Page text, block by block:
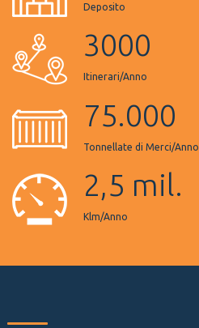
Deposito
3000
Itinerari/Anno
75.000
Tonnellate di Merci/Anno
2,5 mil.
Klm/Anno